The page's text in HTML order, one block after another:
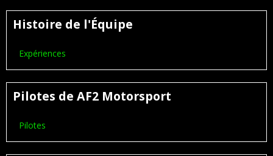
Histoire de l'Équipe
Expériences
Pilotes de AF2 Motorsport
Pilotes